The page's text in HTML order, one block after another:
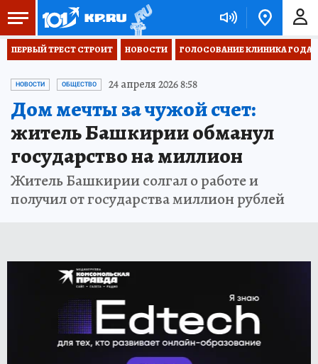
ПЕРВЫЙ ТРЕСТ СТРОИТ НОВОСТИ ГОЛОСОВАНИЕ КЛИНИКА ГОДА
НОВОСТИ ОБЩЕСТВО 24 апреля 2026 8:58
Дом мечты за чужой счет:
житель Башкирии обманул
государство на миллион
Житель Башкирии солгал о работе и
получил от государства миллион рублей